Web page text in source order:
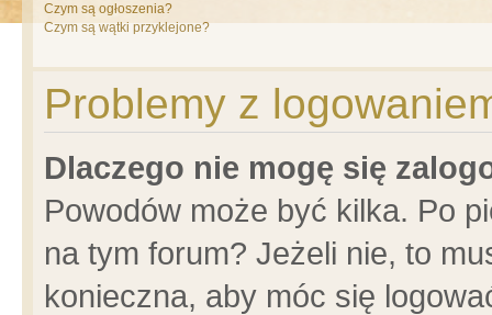
Czym są ogłoszenia?
Czym są wątki przyklejone?
Problemy z
Dlaczego nie mogę się
Powodów może być kilka. Po
na tym forum? Jeżeli nie, to
konieczna, aby móc się